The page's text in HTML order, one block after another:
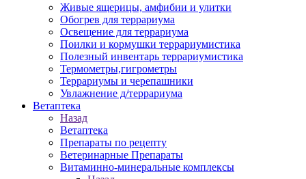
Живые ящерицы, амфибии и улитки
Обогрев для террариума
Освещение для террариума
Поилки и кормушки террариумистика
Полезный инвентарь террариумистика
Термометры,гигрометры
Террариумы и черепашники
Увлажнение д/террариума
Ветаптека
Назад
Ветаптека
Препараты по рецепту
Ветеринарные Препараты
Витаминно-минеральные комплексы